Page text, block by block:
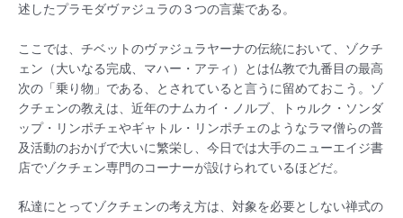
述したプラモダヴァジュラの３つの言葉である。
ここでは、チベットのヴァジュラヤーナの伝統において、ゾクチ
ェン（大いなる完成、マハー・アティ）とは仏教で九番目の最高
次の「乗り物」である、とされていると言うに留めておこう。ゾ
クチェンの教えは、近年のナムカイ・ノルブ、トゥルク・ソンダ
ップ・リンポチェやギャトル・リンポチェのようなラマ僧らの普
及活動のおかげで大いに繁栄し、今日では大手のニューエイジ書
店でゾクチェン専門のコーナーが設けられているほどだ。
私達にとってゾクチェンの考え方は、対象を必要としない禅式の